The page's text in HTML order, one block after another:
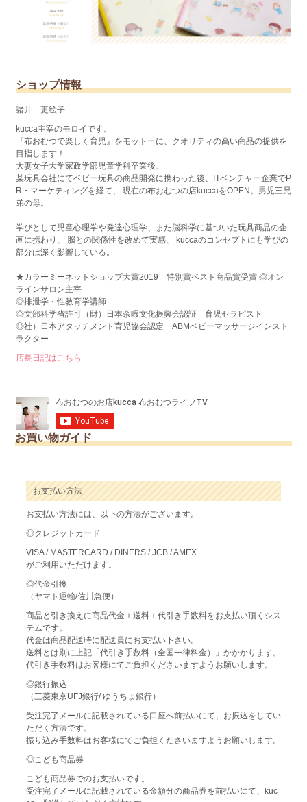
ショップ情報
諸井 更絵子
kucca主宰のモロイです。
『布おむつで楽しく育児』をモットーに、クオリティの高い商品の提供を
目指します！
大妻女子大学家政学部児童学科卒業後、
某玩具会社にてベビー玩具の商品開発に携わった後、ITベンチャー企業でP
R・マーケティングを経て、 現在の布おむつの店kuccaをOPEN。男児三兄
弟の母。
学びとして児童心理学や発達心理学、また脳科学に基づいた玩具商品の企
画に携わり、 脳との関係性を改めて実感、 kuccaのコンセプトにも学びの
部分は深く影響している。
★カラーミーネットショップ大賞2019 特別賞ベスト商品賞受賞 ◎オン
ラインサロン主宰
◎排泄学・性教育学講師
◎文部科学省許可（財）日本余暇文化振興会認証 育児セラピスト
◎社）日本アタッチメント育児協会認定 ABMベビーマッサージインスト
ラクター
店長日記はこちら
お買い物ガイド
お支払い方法
お支払い方法には、以下の方法がございます。
◎クレジットカード
VISA / MASTERCARD / DINERS / JCB / AMEX
がご利用いただけます。
◎代金引換
（ヤマト運輸/佐川急便）
商品と引き換えに商品代金＋送料＋代引き手数料をお支払い頂くシス
テムです。
代金は商品配送時に配送員にお支払い下さい。
送料とは別に上記「代引き手数料（全国一律料金）」かかかります。
代引き手数料はお客様にてご負担くださいますようお願いします。
◎銀行振込
（三菱東京UFJ銀行/ ゆうちょ銀行）
受注完了メールに記載されている口座へ前払いにて、お振込をしてい
ただく方法です。
振り込み手数料はお客様にてご負担くださいますようお願いします。
◎こども商品券
こども商品券でのお支払いです。
受注完了メールに記載されている金額分の商品券を前払いにて、kuc